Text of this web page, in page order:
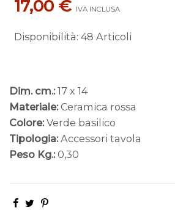
17,00 € IVA INCLUSA
Disponibilità: 48 Articoli
Dim. cm.: 17 x 14
Materiale: Ceramica rossa
Colore: Verde basilico
Tipologia: Accessori tavola
Peso Kg.: 0,30